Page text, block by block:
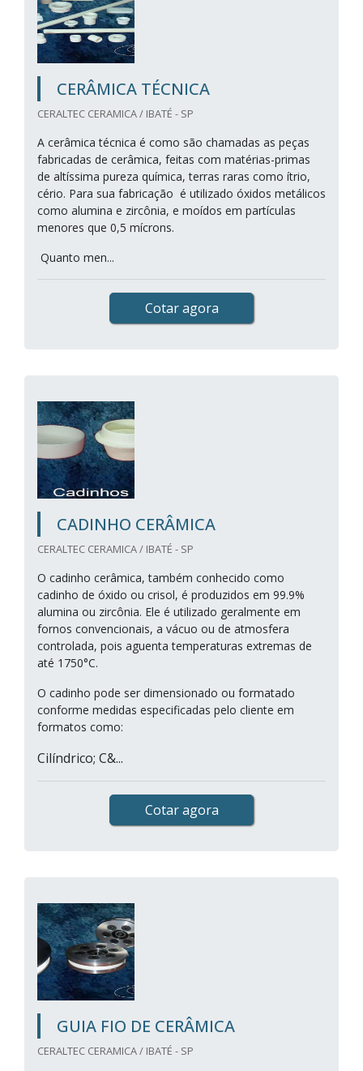
CERÂMICA TÉCNICA
CERALTEC CERAMICA / IBATÉ - SP
A cerâmica técnica é como são chamadas as peças
fabricadas de cerâmica, feitas com matérias-primas
de altíssima pureza química, terras raras como ítrio,
cério. Para sua fabricação é utilizado óxidos metálicos
como alumina e zircônia, e moídos em partículas
menores que 0,5 mícrons.
Quanto men...
Cotar agora
CADINHO CERÂMICA
CERALTEC CERAMICA / IBATÉ - SP
O cadinho cerâmica, também conhecido como
cadinho de óxido ou crisol, é produzidos em 99.9%
alumina ou zircônia. Ele é utilizado geralmente em
fornos convencionais, a vácuo ou de atmosfera
controlada, pois aguenta temperaturas extremas de
até 1750°C.
O cadinho pode ser dimensionado ou formatado
conforme medidas especificadas pelo cliente em
formatos como:
Cilíndrico; C&...
Cotar agora
GUIA FIO DE CERÂMICA
CERALTEC CERAMICA / IBATÉ - SP